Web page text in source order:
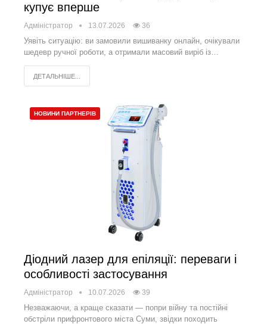
купує вперше
Адміністратор 13.07.2026 36
Уявіть ситуацію: ви замовили вишиванку онлайн, очікували
шедевр ручної роботи, а отримали масовий виріб із…
ДЕТАЛЬНІШЕ...
НОВИНИ ПАРТНЕРІВ
Діодний лазер для епіляції: переваги і
особливості застосування
Адміністратор 10.07.2026 39
Незважаючи, а краще сказати — попри війну та постійні
обстріли прифронтового міста Суми, звідки походить